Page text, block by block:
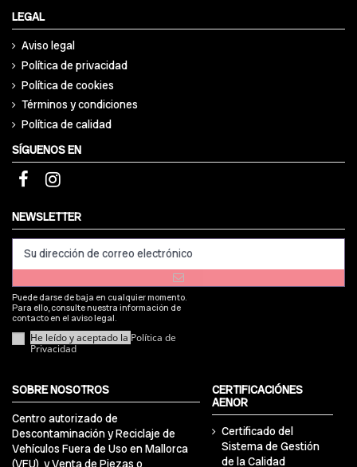
LEGAL
Aviso legal
Política de privacidad
Política de cookies
Términos y condiciones
Política de calidad
SÍGUENOS EN
NEWSLETTER
Puede darse de baja en cualquier momento.
Para ello, consulte nuestra información de
contacto en el aviso legal.
He leído y aceptado la Política de
Privacidad
SOBRE NOSOTROS
Centro autorizado de
Descontaminación y Reciclaje de
Vehículos Fuera de Uso en Mallorca
(VFU), y Venta de Piezas o
CERTIFICACIÓNES
AENOR
Certificado del
Sistema de Gestión
de la Calidad